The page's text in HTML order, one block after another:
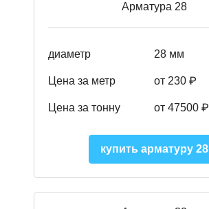
Арматура 28
диаметр 28 мм
Цена за метр от 230 ₽
Цена за тонну от 47500 ₽
купить арматуру 28